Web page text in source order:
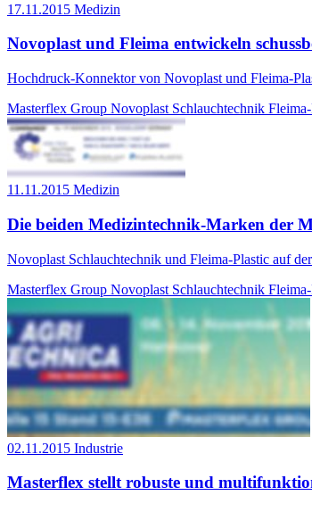
17.11.2015 Medizin
Novoplast und Fleima entwickeln
Hochdruck-Konnektor von Novoplast und Fleima-
Masterflex Group Novoplast Schlauchtechnik
11.11.2015 Medizin
Die beiden Medizintechnik-Marken der
Novoplast Schlauchtechnik und Fleima-Plastic auf
Masterflex Group Novoplast Schlauchtechnik
02.11.2015 Industrie
Masterflex stellt robuste und